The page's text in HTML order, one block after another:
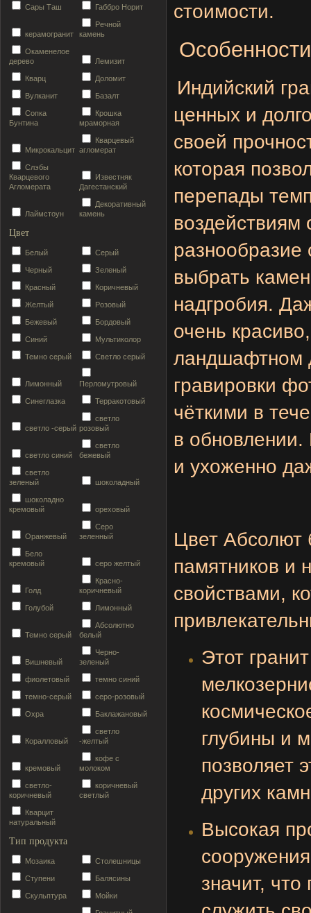
Сары Таш Габбро Норит
керамогранит
Речной
камень
Окаменелое
дерево
Лемизит
Кварц Доломит
Вулканит Базалт
Сопка
Бунтина
Крошка
мраморная
Микрокальцит
Кварцевый
агломерат
Слэбы
Кварцевого
Агломерата
Известняк
Дагестанский
Лаймстоун
Декоративный
камень
Цвет
Белый Серый
Черный Зеленый
Красный Коричневый
Желтый Розовый
Бежевый Бордовый
Синий Мультиколор
Темно серый Светло серый
Лимонный Перломутровый
Синеглазка Терракотовый
светло -серый
светло
розовый
светло синий
светло
бежевый
светло
зеленый
шоколадный
шоколадно
кремовый
ореховый
Оранжевый
Серо
зеленный
Бело
кремовый
серо желтый
Голд
Красно-
коричневый
Голубой Лимонный
Темно серый
Абсолютно
белый
Вишневый
Черно-
зеленый
фиолетовый темно синий
темно-серый серо-розовый
Охра Баклажановый
Коралловый
светло
-желтый
кремовый
кофе с
молоком
светло-
коричневый
коричневый
светлый
Кварцит
натуральный
Тип продукта
Мозаика Столешницы
Ступени Балясины
Скульптура Мойки
стоимости.
Индийский
ценных и
своей
которая
перепады
разнообразие
выбрать
надгробия.
очень
ландшафтном
гравировки
чёткими в
в обновлении.
и ухоженно
Цвет Абсолют
памятников и
свойствами,
Этот
глубины и
позволяет
других
Высокая
значит, что